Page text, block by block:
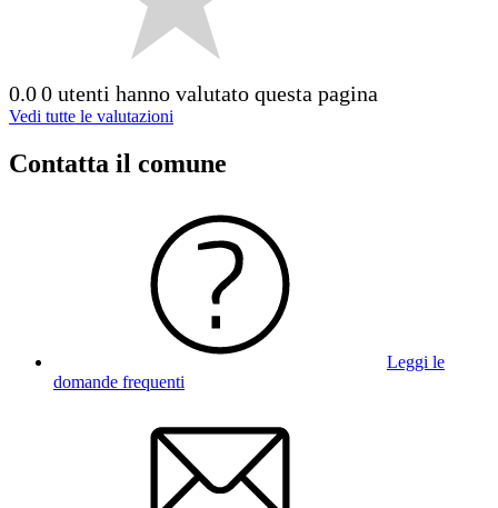
0.00 utenti hanno valutato questa pagina
Vedi tutte le valutazioni
Contatta il comune
Leggi le
domande frequenti